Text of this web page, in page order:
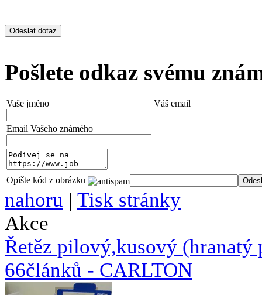
Pošlete odkaz svému
Vaše jméno Váš email
Email Vašeho známého
Opište kód z obrázku
nahoru | Tisk stránky
Akce
Řetěz pilový,kusový
66článků - CARLTON